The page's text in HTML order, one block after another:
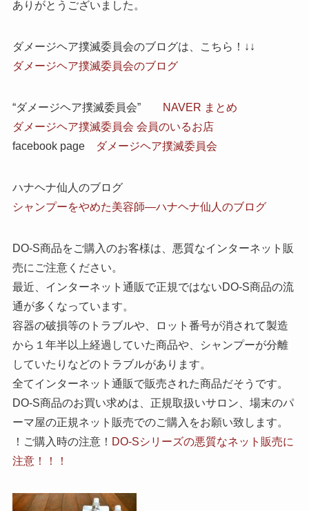
ありがとうございました。
ダメージヘア撲滅委員会のブログは、こちら！↓↓
ダメージヘア撲滅委員会のブログ
“ダメージヘア撲滅委員会”
NAVER まとめ
ダメージヘア撲滅委員会 会員のいるお店
facebook page
ダメージヘア撲滅委員会
ハナヘナ仙人のブログ
シャンプーをやめた美容師―ハナヘナ仙人のブログ
DO-S商品をご購入のお客様は、悪質なインターネット販
売にご注意ください。
最近、インターネット通販で正規ではないDO-S商品の流
通が多くなっています。
容器の破損等のトラブルや、ロット番号が消されて製造
から１年半以上経過していた商品や、シャンプーが分離
していたりなどのトラブルがあります。
全てインターネット通販で販売された商品だそうです。
DO-S商品のお買い求めは、正規取扱いサロン、場末のパ
ーマ屋の正規ネット販売でのご購入をお願い致します。
！ご購入時の注意！ DO-Sシリーズの悪質なネット販売に
注意！！！